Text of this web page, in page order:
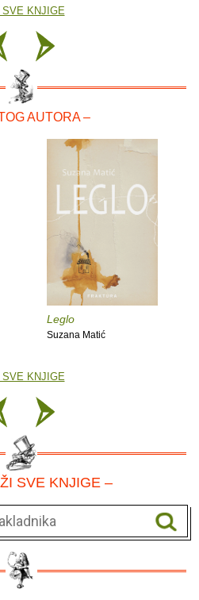
KNJIGE
AUTORA –
Leglo
Suzana Matić
KNJIGE
SVE KNJIGE –